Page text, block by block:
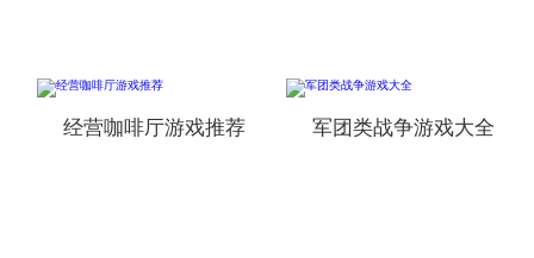
经营咖啡厅游戏推荐 军团类战争游戏大全